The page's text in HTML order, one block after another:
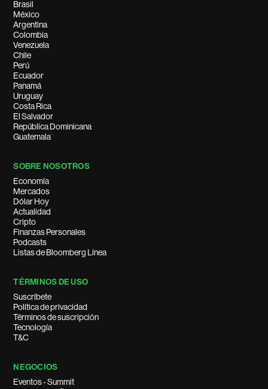
Brasil
México
Argentina
Colombia
Venezuela
Chile
Perú
Ecuador
Panamá
Uruguay
Costa Rica
El Salvador
República Dominicana
Guatemala
SOBRE NOSOTROS
Economía
Mercados
Dólar Hoy
Actualidad
Cripto
Finanzas Personales
Podcasts
Listas de Bloomberg Línea
TÉRMINOS DE USO
Suscríbete
Política de privacidad
Términos de suscripción
Tecnología
T&C
NEGOCIOS
Eventos - Summit